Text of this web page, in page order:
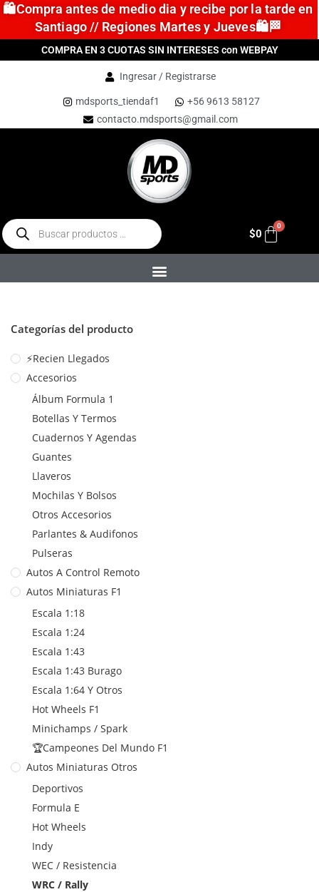
🛍️Compra antes de medio dia y recibe por la tarde en
Santiago // Regiones Martes y Jueves🛍️🏁
COMPRA EN 3 CUOTAS SIN INTERESES con WEBPAY
Ingresar / Registrarse
mdsports_tiendaf1
+56 9613 58127
contacto.mdsports@gmail.com
$0
Categorías del producto
⚡Recien Llegados
Accesorios
Álbum Formula 1
Botellas Y Termos
Cuadernos Y Agendas
Guantes
Llaveros
Mochilas Y Bolsos
Otros Accesorios
Parlantes & Audifonos
Pulseras
Autos A Control Remoto
Autos Miniaturas F1
Escala 1:18
Escala 1:24
Escala 1:43
Escala 1:43 Burago
Escala 1:64 Y Otros
Hot Wheels F1
Minichamps / Spark
🏆Campeones Del Mundo F1
Autos Miniaturas Otros
Deportivos
Formula E
Hot Wheels
Indy
WEC / Resistencia
WRC / Rally